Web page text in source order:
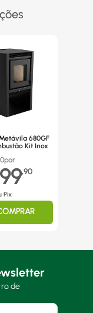
680GF
Kit Inox
por
,90
Pix
de